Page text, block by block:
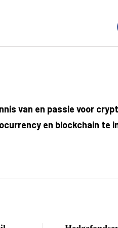
van en passie voor
en blockchain te